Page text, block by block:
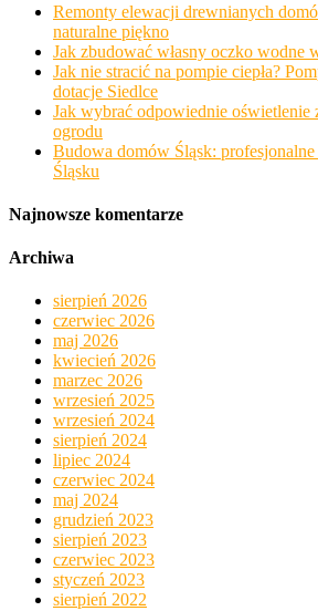
Remonty elewacji drewnianych
naturalne piękno
Jak zbudować własny oczko wodne
Jak nie stracić na pompie ciepła?
dotacje Siedlce
Jak wybrać odpowiednie oświetlenie
ogrodu
Budowa domów Śląsk: profesjonalne
Śląsku
Najnowsze komentarze
Archiwa
sierpień 2026
czerwiec 2026
maj 2026
kwiecień 2026
marzec 2026
wrzesień 2025
wrzesień 2024
sierpień 2024
lipiec 2024
czerwiec 2024
maj 2024
grudzień 2023
sierpień 2023
czerwiec 2023
styczeń 2023
sierpień 2022